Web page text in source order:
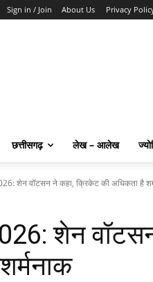
Sign in / Join About Us Privacy
छत्तीसगढ़ लेख – आलेख
शेन वॉटसन ने कहा, क्रिकेट की अधिकता है
शेन